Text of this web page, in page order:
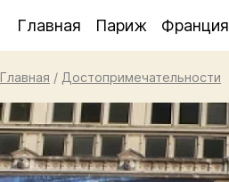
Главная Париж Франция
Главная / Достопримечательности